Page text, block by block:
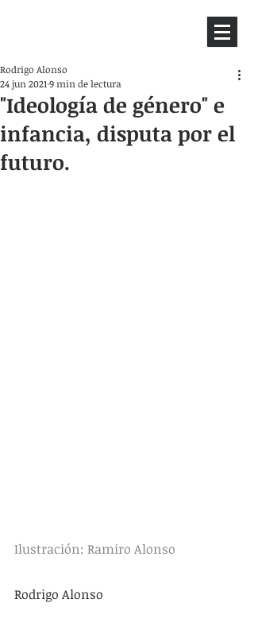
"Ideología de género" e
infancia, disputa por el
futuro.
Rodrigo Alonso
24 jun 2021 9 min de lectura
Ilustración: Ramiro Alonso
Rodrigo Alonso